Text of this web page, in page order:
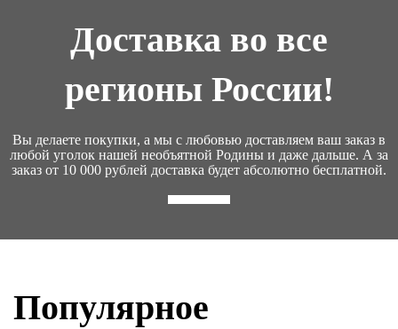
Доставка во все
регионы России!
Вы делаете покупки, а мы с любовью доставляем ваш заказ в
любой уголок нашей необъятной Родины и даже дальше. А за
заказ от 10 000 рублей доставка будет абсолютно бесплатной.
Популярное